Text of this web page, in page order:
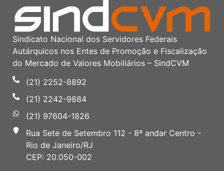
Sindicato Nacional dos Servidores Federais
Autárquicos nos Entes de Promoção e Fiscalização
do Mercado de Valores Mobiliários – SindCVM
(21) 2252-8892
(21) 2242-9884
(21) 97604-1826
Rua Sete de Setembro 112 - 8º andar Centro -
Rio de Janeiro/RJ
CEP: 20.050-002